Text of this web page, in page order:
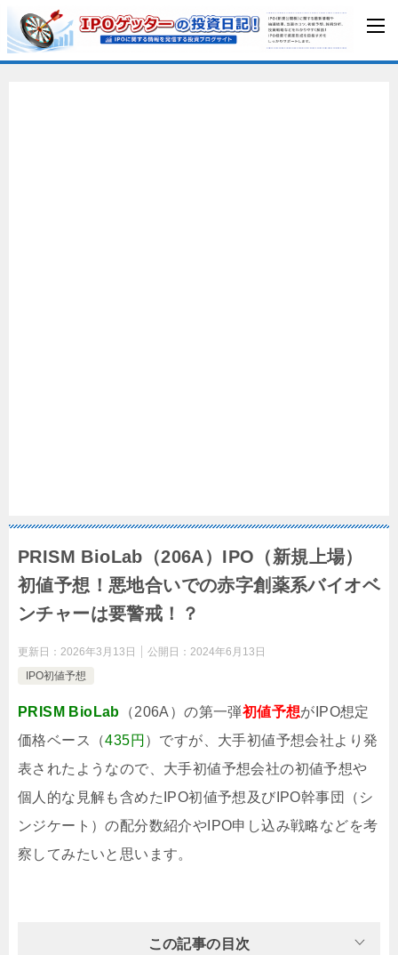
PRISM BioLab（206A）IPO（新規上場）
初値予想！悪地合いでの赤字創薬系バイオベ
ンチャーは要警戒！？
更新日： 2026年3月13日 公開日： 2024年6月13日
IPO初値予想
PRISM BioLab （206A）の第一弾初値予想がIPO想定
価格ベース（435円 ）ですが、大手初値予想会社より発
表されたようなので、大手初値予想会社の初値予想や
個人的な見解も含めたIPO初値予想及びIPO幹事団（シ
ンジケート）の配分数紹介やIPO申し込み戦略などを考
察してみたいと思います。
この記事の目次